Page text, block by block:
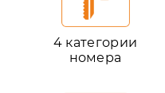
4 категории
номера